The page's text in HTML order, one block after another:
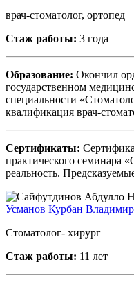
врач-стоматолог, ортопед
Стаж работы: 3 года
Образование: Окончил
государственном
специальности
квалификация врач-
Сертификаты:
практического
реальность.
Усманов Курбан
Стоматолог- хирург
Стаж работы: 11 лет